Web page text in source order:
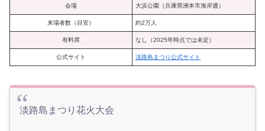
会場 大浜公園（兵庫県洲本市海岸通）
来場者数（目安） 約2万人
有料席 なし（2025年時点では未定）
公式サイト 淡路島まつり公式サイト
淡路島まつり花火大会